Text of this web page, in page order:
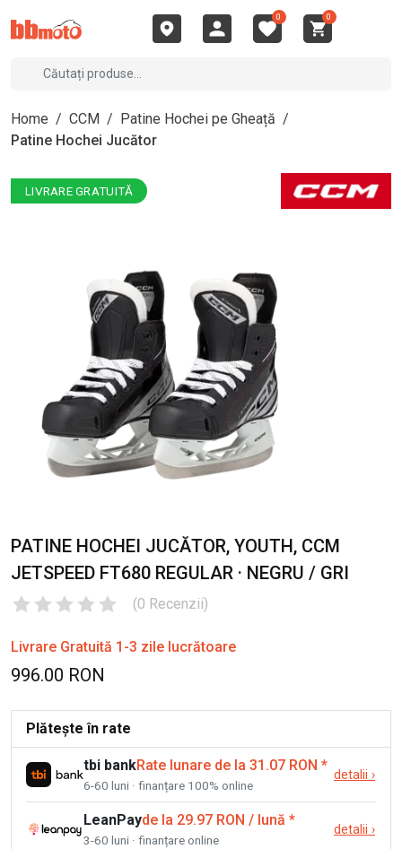
0 0
Home / CCM / Patine Hochei pe Gheață /
Patine Hochei Jucător
LIVRARE GRATUITĂ
PATINE HOCHEI JUCĂTOR, YOUTH, CCM
JETSPEED FT680 REGULAR · NEGRU / GRI
(0 Recenzii)
Livrare Gratuită 1-3 zile lucrătoare
996.00 RON
Plătește în rate
tbi bankRate lunare de la 31.07 RON *
6-60 luni · finanțare 100% online
detalii ›
LeanPayde la 29.97 RON / lună *
3-60 luni · finanțare online
detalii ›